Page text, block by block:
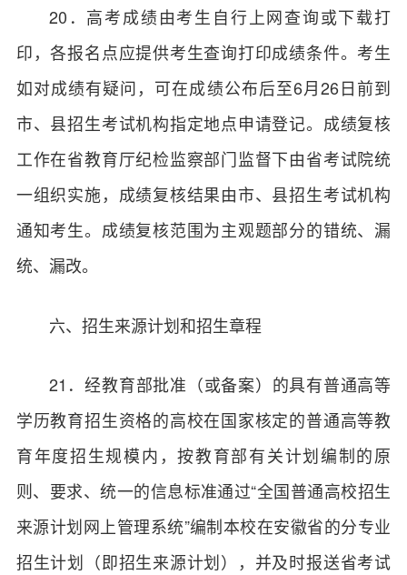
20．高考成绩由考生自行上网查询或下载打
印，各报名点应提供考生查询打印成绩条件。考生
如对成绩有疑问，可在成绩公布后至6月26日前到
市、县招生考试机构指定地点申请登记。成绩复核
工作在省教育厅纪检监察部门监督下由省考试院统
一组织实施，成绩复核结果由市、县招生考试机构
通知考生。成绩复核范围为主观题部分的错统、漏
统、漏改。
六、招生来源计划和招生章程
21．经教育部批准（或备案）的具有普通高等
学历教育招生资格的高校在国家核定的普通高等教
育年度招生规模内，按教育部有关计划编制的原
则、要求、统一的信息标准通过“全国普通高校招生
来源计划网上管理系统”编制本校在安徽省的分专业
招生计划（即招生来源计划），并及时报送省考试